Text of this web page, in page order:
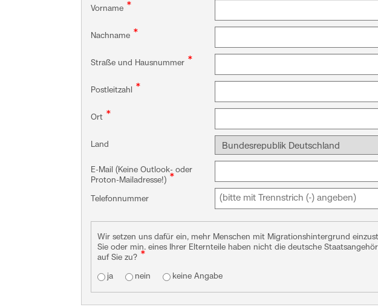
Vorname *
Nachname *
Straße und Hausnummer *
Postleitzahl *
Ort *
Land
E-Mail (Keine Outlook- oder
Proton-Mailadresse!) *
Telefonnummer
Wir setzen uns dafür ein, mehr Menschen mit Migrationshintergrund
Sie oder min. eines Ihrer Elternteile haben nicht die deutsche
auf Sie zu? *
ja nein keine Angabe